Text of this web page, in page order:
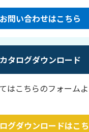
お問い合わせはこちら
カタログダウンロード
はこちらのフォーム
グダウンロードはこ